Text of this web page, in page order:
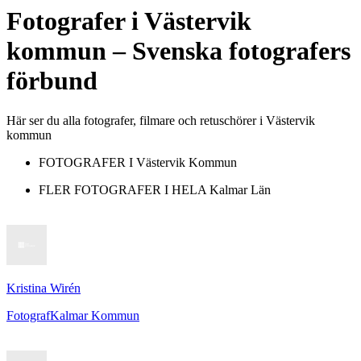
FotograferiVästervik
kommun– Svenska fotografers
förbund
Här ser du alla fotografer, filmare och retuschörer i Västervik
kommun
FOTOGRAFER I Västervik Kommun
FLER FOTOGRAFER I HELA Kalmar Län
Kristina Wirén
FotografKalmar Kommun